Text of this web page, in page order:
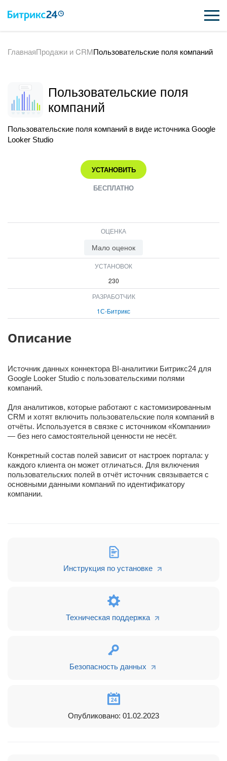
ВОЗМОЖНОСТИ
ИНТЕГРАЦИИ
ПОЛУЧИТЬ БЕСПЛАТНО
ВХОД
ГлавнаяПродажи и CRMПользовательские поля компаний
Пользовательские поля
компаний
Пользовательские поля компаний в виде источника Google
Looker Studio
УСТАНОВИТЬ
БЕСПЛАТНО
ОЦЕНКА
Мало оценок
УСТАНОВОК
230
РАЗРАБОТЧИК
1С-Битрикс
Описание
Источник данных коннектора BI-аналитики Битрикс24 для
Google Looker Studio с пользовательскими полями
компаний.
Для аналитиков, которые работают с кастомизированным
CRM и хотят включить пользовательские поля компаний в
отчёты. Используется в связке с источником «Компании»
— без него самостоятельной ценности не несёт.
Конкретный состав полей зависит от настроек портала: у
каждого клиента он может отличаться. Для включения
пользовательских полей в отчёт источник связывается с
основными данными компаний по идентификатору
компании.
Инструкция по установке
Техническая поддержка
Безопасность данных
Опубликовано: 01.02.2023